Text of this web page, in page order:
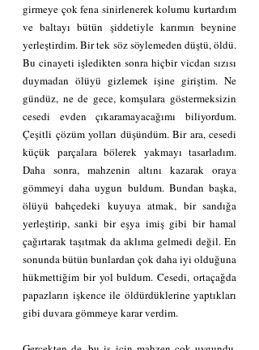
girmeye çok fena sinirlenerek kolumu kurtardım
ve baltayı bütün şiddetiyle karımın beynine
yerleştirdim. Bir tek söz söylemeden düştü, öldü.
Bu cinayeti işledikten sonra hiçbir vicdan sızısı
duymadan ölüyü gizlemek işine giriştim. Ne
gündüz, ne de gece, komşulara göstermeksizin
cesedi evden çıkaramayacağımı biliyordum.
Çeşitli çözüm yolları düşündüm. Bir ara, cesedi
küçük parçalara bölerek yakmayı tasarladım.
Daha sonra, mahzenin altını kazarak oraya
gömmeyi daha uygun buldum. Bundan başka,
ölüyü bahçedeki kuyuya atmak, bir sandığa
yerleştirip, sanki bir eşya imiş gibi bir hamal
çağırtarak taşıtmak da aklıma gelmedi değil. En
sonunda bütün bunlardan çok daha iyi olduğuna
hükmettiğim bir yol buldum. Cesedi, ortaçağda
papazların işkence ile öldürdüklerine yaptıkları
gibi duvara gömmeye karar verdim.